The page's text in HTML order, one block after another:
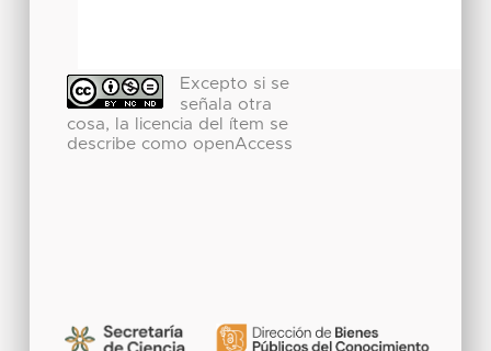
Excepto si se
señala otra
cosa, la licencia del ítem se
describe como openAccess